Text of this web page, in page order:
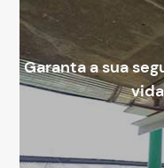
Garanta a sua